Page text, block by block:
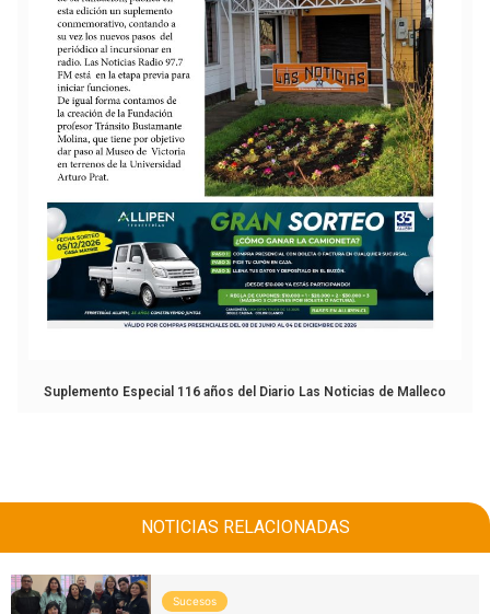
Suplemento Especial 116 años del Diario Las Noticias de Malleco
NOTICIAS RELACIONADAS
Sucesos